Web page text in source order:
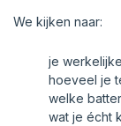
We kijken naar:
je
hoeveel je
welke
wat je écht